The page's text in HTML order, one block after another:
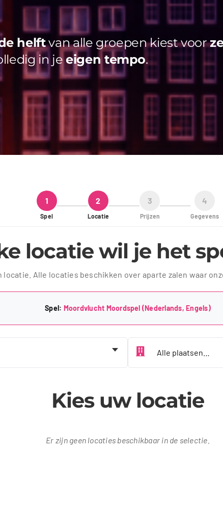
helftvan alle groepen kiest voor
in jeeigen tempo.
1
Spel
2
Locatie
3
Prijzen
4
Gegevens
locatie wil je het
locatie. Alle locaties beschikken over aparte zalen waar
Spel: Moordvlucht Moordspel (Nederlands, Engels)
Kies uw locatie
Er zijn geen locaties beschikbaar in de selectie.